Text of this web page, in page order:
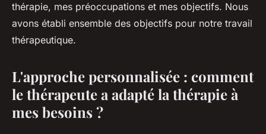
thérapie, mes préoccupations et mes objectifs. Nous
avons établi ensemble des objectifs pour notre travail
thérapeutique.
L'approche personnalisée : comment
le thérapeute a adapté la thérapie à
mes besoins ?